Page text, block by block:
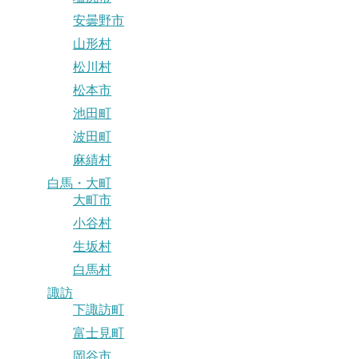
安曇野市
山形村
松川村
松本市
池田町
波田町
麻績村
白馬・大町
大町市
小谷村
生坂村
白馬村
諏訪
下諏訪町
富士見町